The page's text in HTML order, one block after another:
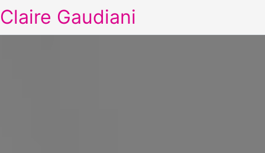
Claire Gaudiani